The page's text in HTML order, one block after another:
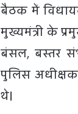
बैठक में
मुख्यमंत्री के
बंसल, बस्तर
पुलिस
थे।